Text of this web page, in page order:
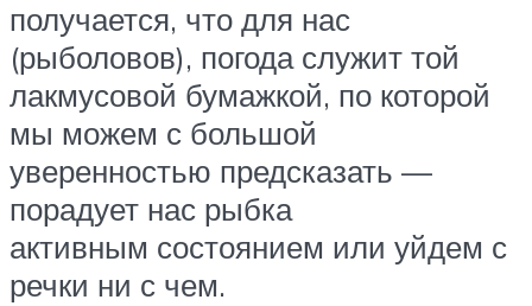
получается, что для нас
(рыболовов), погода служит той
лакмусовой бумажкой, по которой
мы можем с большой
уверенностью предсказать —
порадует нас рыбка
активным состоянием или уйдем с
речки ни с чем.